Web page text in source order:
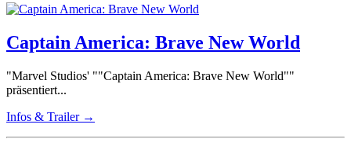
Captain America: Brave New World
"Marvel Studios' ""Captain America: Brave New World""
präsentiert...
Infos & Trailer →